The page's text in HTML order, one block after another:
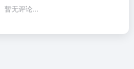
暂无评论...